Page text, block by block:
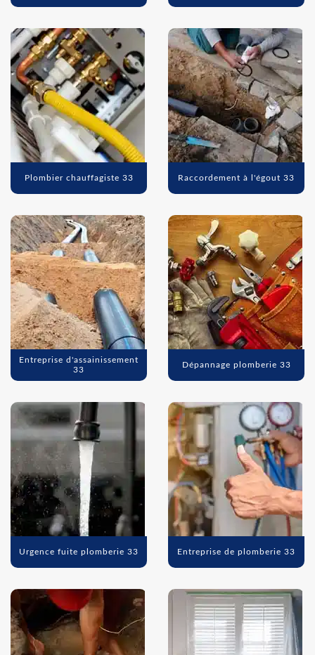
Plombier chauffagiste 33 Raccordement à l'égout 33
Entreprise d'assainissement
33
Dépannage plomberie 33
Urgence fuite plomberie 33 Entreprise de plomberie 33